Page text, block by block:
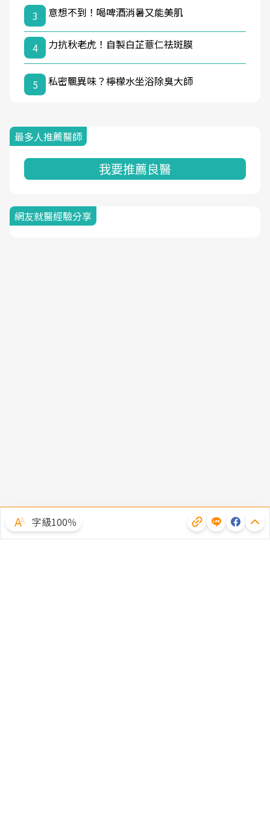
3 意想不到！喝啤酒消暑又能美肌
4 力抗秋老虎！自製白芷薏仁祛斑膜
5 私密飄異味？檸檬水坐浴除臭大師
最多人推薦醫師
我要推薦良醫
網友就醫經驗分享
字級100％